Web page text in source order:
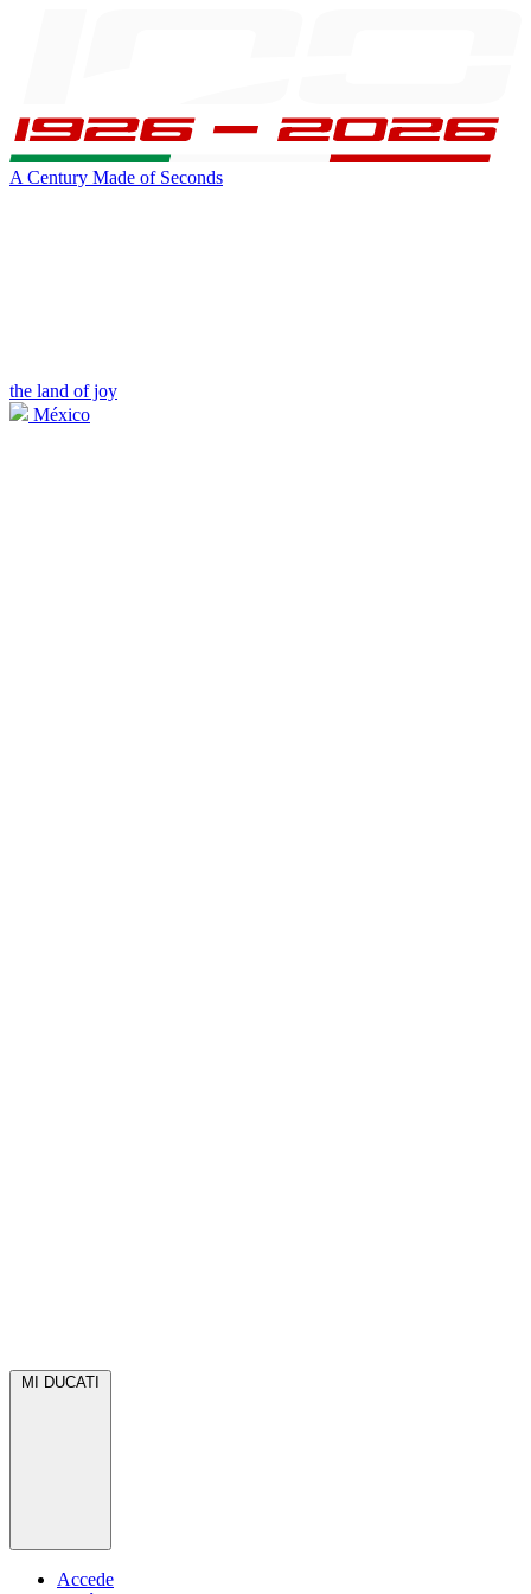
A Century Made of Seconds
the land of joy
México
MI DUCATI
Accede